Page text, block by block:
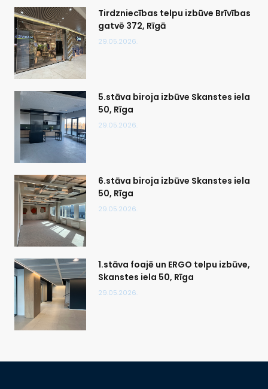
Tirdzniecības telpu izbūve Brīvības
gatvē 372, Rīgā
29.05.2026.
5.stāva biroja izbūve Skanstes iela
50, Rīga
29.05.2026.
6.stāva biroja izbūve Skanstes iela
50, Rīga
29.05.2026.
1.stāva foajē un ERGO telpu izbūve,
Skanstes iela 50, Rīga
29.05.2026.